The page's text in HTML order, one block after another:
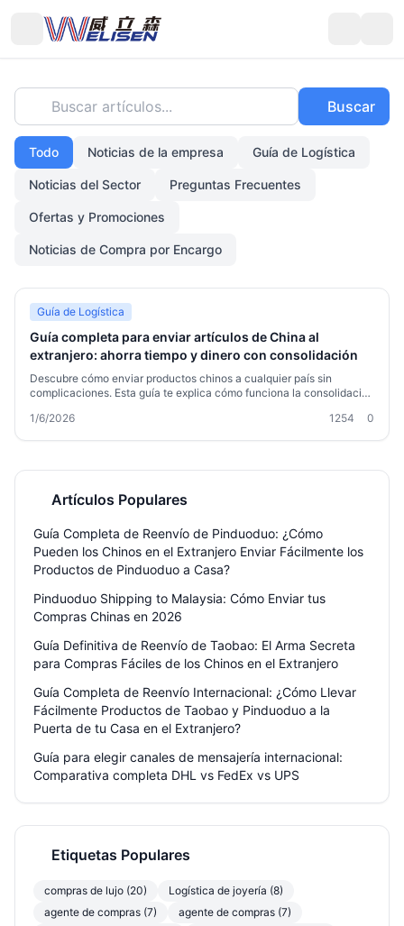
Buscar artículos... Buscar
Todo Noticias de la empresa Guía de Logística
Noticias del Sector Preguntas Frecuentes
Ofertas y Promociones
Noticias de Compra por Encargo
Guía de Logística
Guía completa para enviar artículos de China al
extranjero: ahorra tiempo y dinero con consolidación
Descubre cómo enviar productos chinos a cualquier país sin
complicaciones. Esta guía te explica cómo funciona la consolidación
International Logistics y los mejores canales de envío. Aprende a
1/6/2026 1254 0
Artículos Populares
Guía Completa de Reenvío de Pinduoduo: ¿Cómo
Pueden los Chinos en el Extranjero Enviar Fácilmente los
Productos de Pinduoduo a Casa?
Pinduoduo Shipping to Malaysia: Cómo Enviar tus
Compras Chinas en 2026
Guía Definitiva de Reenvío de Taobao: El Arma Secreta
para Compras Fáciles de los Chinos en el Extranjero
Guía Completa de Reenvío Internacional: ¿Cómo Llevar
Fácilmente Productos de Taobao y Pinduoduo a la
Puerta de tu Casa en el Extranjero?
Guía para elegir canales de mensajería internacional:
Comparativa completa DHL vs FedEx vs UPS
Etiquetas Populares
compras de lujo (20)
Logística de joyería (8)
agente de compras (7)
agente de compras (7)